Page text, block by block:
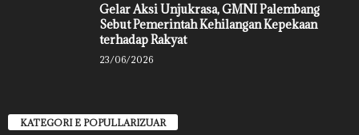
Gelar Aksi Unjukrasa, GMNI Palembang
Sebut Pemerintah Kehilangan Kepekaan
terhadap Rakyat
23/06/2026
KATEGORI E POPULLARIZUAR